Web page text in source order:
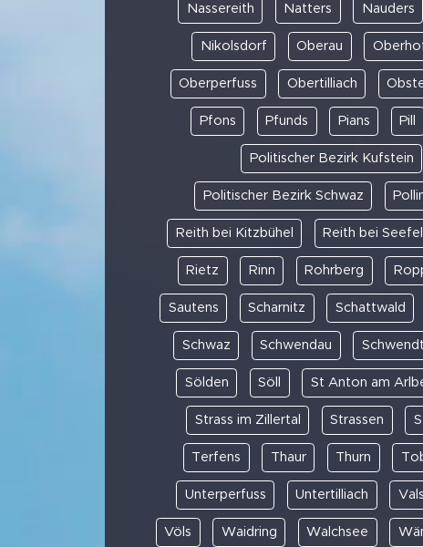
Nassereith Natters Nauders
Nikolsdorf Oberau
Oberperfuss Obertilliach
Pfons Pfunds Pians Pill
Politischer Bezirk Kufstein
Politischer Bezirk Schwaz
Reith bei Kitzbühel Reith bei
Rietz Rinn Rohrberg
Sautens Scharnitz Schattwald
Schwaz Schwendau Schwendt
Sölden Söll St Anton am
Strass im Zillertal Strassen
Terfens Thaur Thurn
Unterperfuss Untertilliach Vals
Völs Waidring Walchsee